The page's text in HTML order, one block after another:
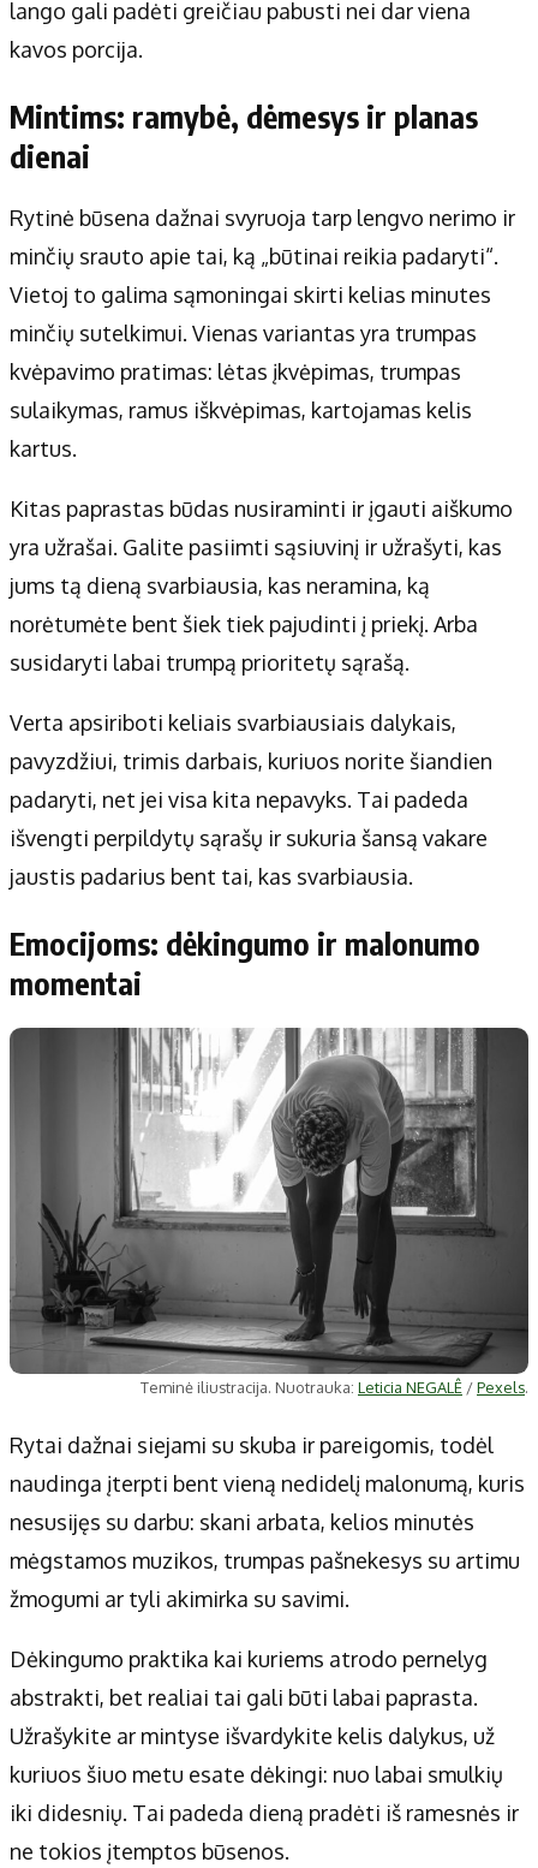
lango gali padėti greičiau pabusti nei dar viena
kavos porcija.
Mintims: ramybė, dėmesys ir planas
dienai
Rytinė būsena dažnai svyruoja tarp lengvo nerimo ir
minčių srauto apie tai, ką „būtinai reikia padaryti“.
Vietoj to galima sąmoningai skirti kelias minutes
minčių sutelkimui. Vienas variantas yra trumpas
kvėpavimo pratimas: lėtas įkvėpimas, trumpas
sulaikymas, ramus iškvėpimas, kartojamas kelis
kartus.
Kitas paprastas būdas nusiraminti ir įgauti aiškumo
yra užrašai. Galite pasiimti sąsiuvinį ir užrašyti, kas
jums tą dieną svarbiausia, kas neramina, ką
norėtumėte bent šiek tiek pajudinti į priekį. Arba
susidaryti labai trumpą prioritetų sąrašą.
Verta apsiriboti keliais svarbiausiais dalykais,
pavyzdžiui, trimis darbais, kuriuos norite šiandien
padaryti, net jei visa kita nepavyks. Tai padeda
išvengti perpildytų sąrašų ir sukuria šansą vakare
jaustis padarius bent tai, kas svarbiausia.
Emocijoms: dėkingumo ir malonumo
momentai
Teminė iliustracija. Nuotrauka: Leticia NEGALÊ /Pexels.
Rytai dažnai siejami su skuba ir pareigomis, todėl
naudinga įterpti bent vieną nedidelį malonumą, kuris
nesusijęs su darbu: skani arbata, kelios minutės
mėgstamos muzikos, trumpas pašnekesys su artimu
žmogumi ar tyli akimirka su savimi.
Dėkingumo praktika kai kuriems atrodo pernelyg
abstrakti, bet realiai tai gali būti labai paprasta.
Užrašykite ar mintyse išvardykite kelis dalykus, už
kuriuos šiuo metu esate dėkingi: nuo labai smulkių
iki didesnių. Tai padeda dieną pradėti iš ramesnės ir
ne tokios įtemptos būsenos.